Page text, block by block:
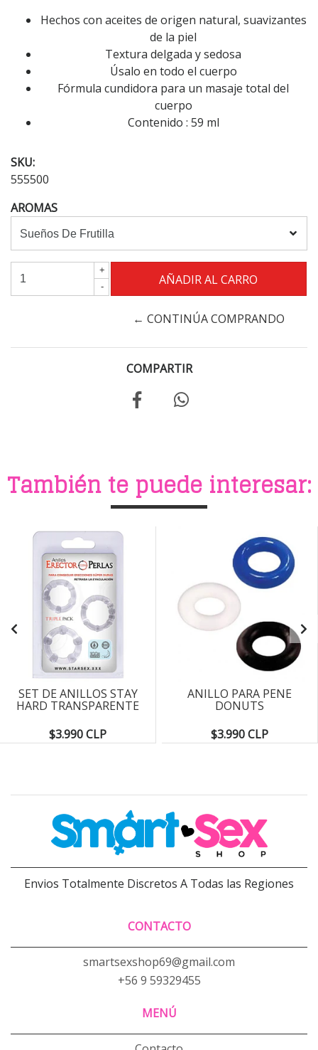
Hechos con aceites de origen natural, suavizantes
de la piel
Textura delgada y sedosa
Úsalo en todo el cuerpo
Fórmula cundidora para un masaje total del
cuerpo
Contenido : 59 ml
SKU:
555500
AROMAS
+
-
← CONTINÚA COMPRANDO
COMPARTIR
También te puede interesar:
SET DE ANILLOS STAY
HARD TRANSPARENTE
$3.990 CLP
ANILLO PARA PENE
DONUTS
$3.990 CLP
Envios Totalmente Discretos A Todas las Regiones
CONTACTO
smartsexshop69@gmail.com
+56 9 59329455
MENÚ